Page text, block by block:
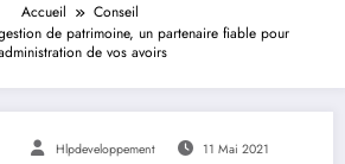
Accueil
Conseil
de patrimoine, un partenaire fiable pour
de vos avoirs
Hlpdeveloppement 11 Mai 2021